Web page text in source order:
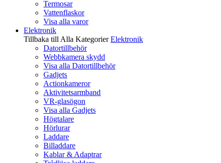
Termosar
Vattenflaskor
Visa alla varor
Elektronik
Tillbaka till Alla Kategorier Elektronik
Datortillbehör
Webbkamera skydd
Visa alla Datortillbehör
Gadjets
Actionkameror
Aktivitetsarmband
VR-glasögon
Visa alla Gadjets
Högtalare
Hörlurar
Laddare
Billaddare
Kablar & Adaptrar